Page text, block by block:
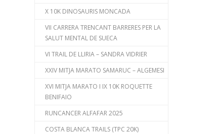
X 10K DINOSAURIS MONCADA
VII CARRERA TRENCANT BARRERES PER LA
SALUT MENTAL DE SUECA
VI TRAIL DE LLIRIA – SANDRA VIDRIER
XXIV MITJA MARATO SAMARUC – ALGEMESI
XVI MITJA MARATO I IX 10K ROQUETTE
BENIFAIO
RUNCANCER ALFAFAR 2025
COSTA BLANCA TRAILS (TPC 20K)